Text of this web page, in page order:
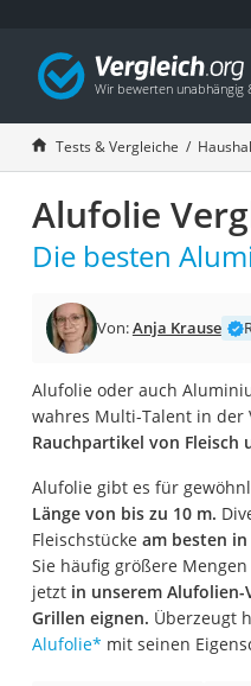
Tests & Vergleiche
Alufolie
Die besten
Von:Anja Krause
Alufolie oder auch
wahres Multi-Talent in der
Rauchpartikel von Fleisch
Alufolie gibt es für
Länge von bis zu 10 m.
Fleischstücke am besten
Sie häufig größere
jetzt in unserem Alufolien-
Grillen eignen. Überzeugt
Alufolie* mit seinen